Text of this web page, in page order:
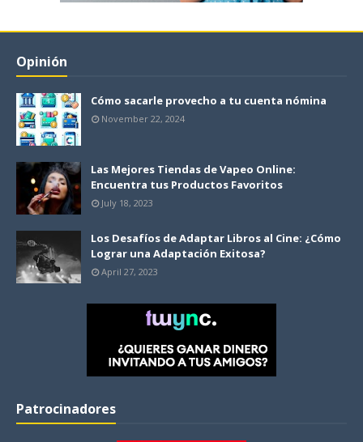
Opinión
Cómo sacarle provecho a tu cuenta nómina
November 22, 2024
Las Mejores Tiendas de Vapeo Online:
Encuentra tus Productos Favoritos
July 18, 2023
Los Desafíos de Adaptar Libros al Cine: ¿Cómo
Lograr una Adaptación Exitosa?
April 27, 2023
Patrocinadores